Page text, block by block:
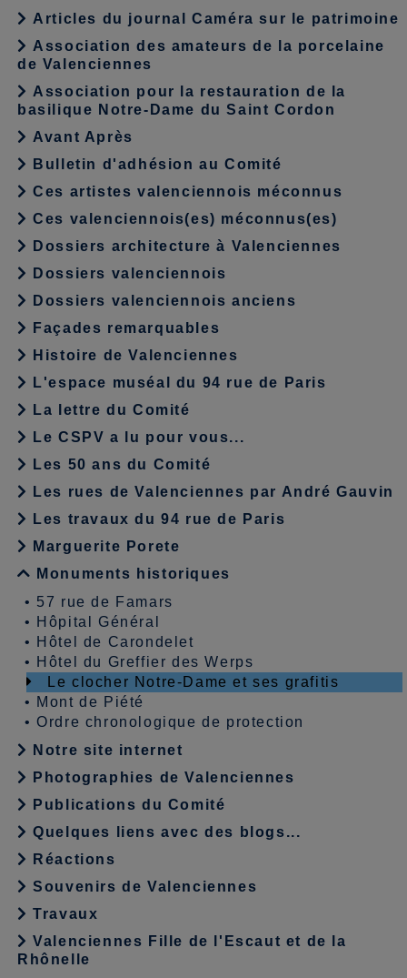
Articles du journal Caméra sur le patrimoine
Association des amateurs de la porcelaine
de Valenciennes
Association pour la restauration de la
basilique Notre-Dame du Saint Cordon
Avant Après
Bulletin d'adhésion au Comité
Ces artistes valenciennois méconnus
Ces valenciennois(es) méconnus(es)
Dossiers architecture à Valenciennes
Dossiers valenciennois
Dossiers valenciennois anciens
Façades remarquables
Histoire de Valenciennes
L'espace muséal du 94 rue de Paris
La lettre du Comité
Le CSPV a lu pour vous...
Les 50 ans du Comité
Les rues de Valenciennes par André Gauvin
Les travaux du 94 rue de Paris
Marguerite Porete
Monuments historiques
• 57 rue de Famars
•
Hôpital Général
•
Hôtel de Carondelet
•
Hôtel du Greffier des Werps
Le clocher Notre-Dame et ses grafitis
• Mont de Piété
•Ordre chronologique de protection
Notre site internet
Photographies de Valenciennes
Publications du Comité
Quelques liens avec des blogs...
Réactions
Souvenirs de Valenciennes
Travaux
Valenciennes Fille de l'Escaut et de la
Rhônelle